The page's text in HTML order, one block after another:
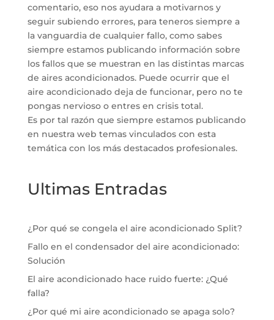
comentario, eso nos ayudara a motivarnos y
seguir subiendo errores, para teneros siempre a
la vanguardia de cualquier fallo, como sabes
siempre estamos publicando información sobre
los fallos que se muestran en las distintas marcas
de aires acondicionados. Puede ocurrir que el
aire acondicionado deja de funcionar, pero no te
pongas nervioso o entres en crisis total.
Es por tal razón que siempre estamos publicando
en nuestra web temas vinculados con esta
temática con los más destacados profesionales.
Ultimas Entradas
¿Por qué se congela el aire acondicionado Split?
Fallo en el condensador del aire acondicionado:
Solución
El aire acondicionado hace ruido fuerte: ¿Qué
falla?
¿Por qué mi aire acondicionado se apaga solo?